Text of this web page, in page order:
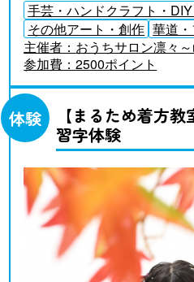
手芸・ハンドクラフト・
その他アート・創作 華道
主催者： おうちサロン凛々
参加費：2500ポイント
体験
【まるため着方
習字体験